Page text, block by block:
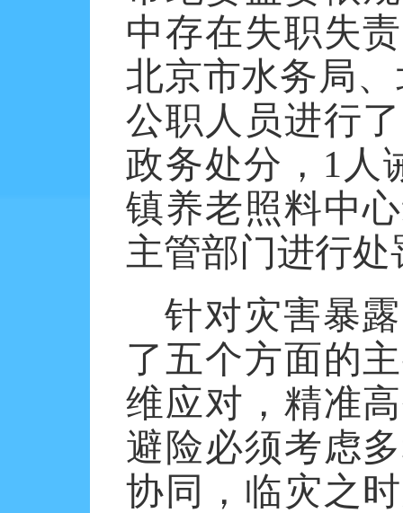
中存在失职失
北京市水务局
公职人员进行
政务处分， 1 人
镇养老照料中
主管部门进行处
针对灾害暴
了五个方面的
维应对，精准
避险必须考虑
协同，临灾之